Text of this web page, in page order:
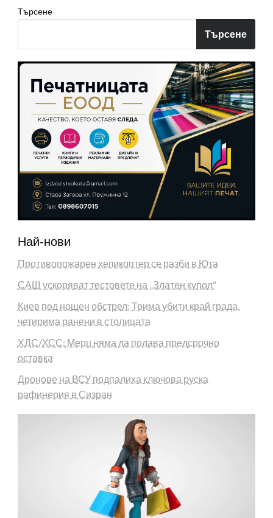
Търсене
Търсене
Най-нови
Противопожарен хеликоптер се разби в Юта
САЩ ускоряват тестовете на „Златен купол“
Киев под нощен обстрел: Трима убити край града,
четирима ранени в столицата
ХДС/ХСС: Мерц няма да подава предсрочно
оставка
Дронове на ВСУ подпалиха ключова руска
рафинерия в Сизран